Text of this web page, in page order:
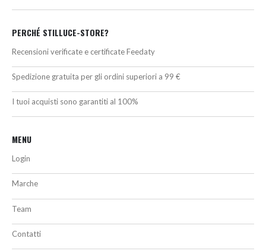
PERCHÉ STILLUCE-STORE?
Recensioni verificate e certificate Feedaty
Spedizione gratuita per gli ordini superiori a 99 €
I tuoi acquisti sono garantiti al 100%
MENU
Login
Marche
Team
Contatti